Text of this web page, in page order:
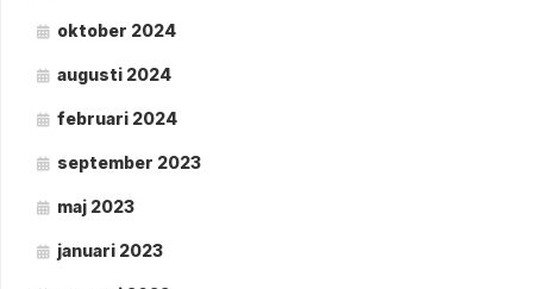
oktober 2024
augusti 2024
februari 2024
september 2023
maj 2023
januari 2023